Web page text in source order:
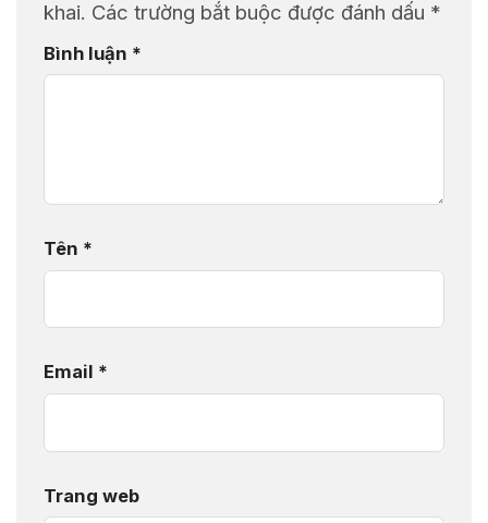
khai. Các trường bắt buộc được đánh dấu *
Bình luận *
Tên *
Email *
Trang web